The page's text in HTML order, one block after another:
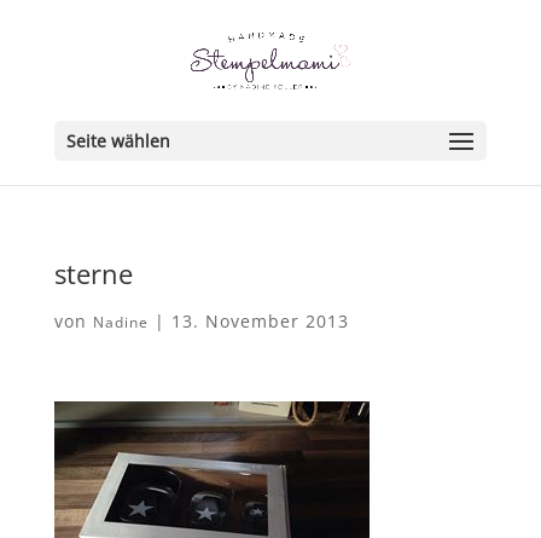
Seite wählen
sterne
von Nadine | 13. November 2013